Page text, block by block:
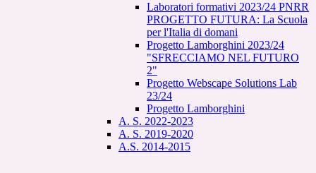
Laboratori formativi 2023/24 PNRR
PROGETTO FUTURA: La Scuola
per l'Italia di domani
Progetto Lamborghini 2023/24
"SFRECCIAMO NEL FUTURO
2"
Progetto Webscape Solutions Lab
23/24
Progetto Lamborghini
A. S. 2022-2023
A. S. 2019-2020
A.S. 2014-2015